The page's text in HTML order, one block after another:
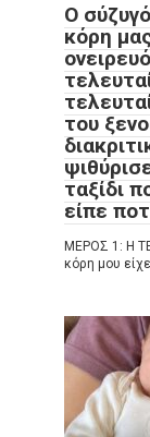
Ο
κόρη
του
ταξίδι
είπε
ΜΕΡΟΣ 1: Η
κόρη μου